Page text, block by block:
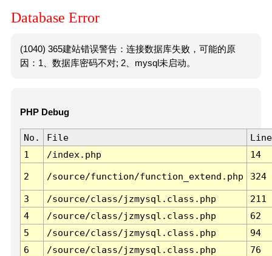
Database Error
(1040) 365建站错误警告：连接数据库失败，可能的原
因：1、数据库密码不对; 2、mysql未启动。
PHP Debug
No. File
Line
1
/index.php 14
2 /source/function/function_extend.php 324
3 /source/class/jzmysql.class.php
211
4
/source/class/jzmysql.class.php
62
5
/source/class/jzmysql.class.php
94
6
/source/class/jzmysql.class.php 76